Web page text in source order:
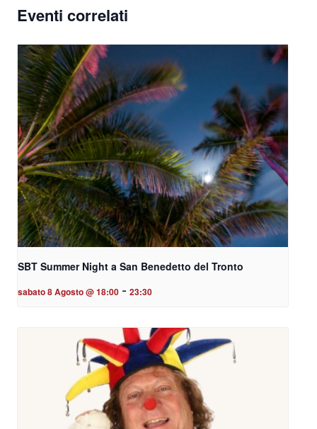
Eventi correlati
SBT Summer Night a San Benedetto del Tronto
sabato 8 Agosto @ 18:00 - 23:30